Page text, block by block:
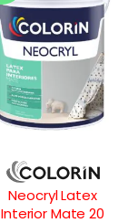
Neocryl Latex
Interior Mate 20